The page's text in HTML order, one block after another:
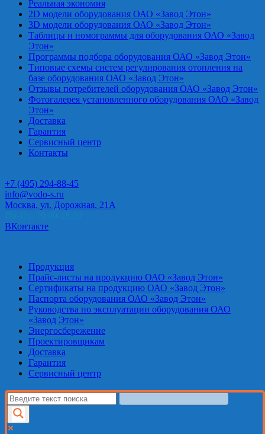
Реальная экономия
2D модели оборудования ОАО «Завод Этон»
3D модели оборудования ОАО «Завод Этон»
Таблицы и номограммы для оборудования ОАО «Завод
Этон»
Программы подбора оборудования ОАО «Завод Этон»
Типовые схемы систем регулирования отопления на
базе оборудования ОАО «Завод Этон»
Отзывы потребителей оборудования ОАО «Завод Этон»
Фотогалерея установленного оборудования ОАО «Завод
Этон»
Доставка
Гарантия
Сервисный центр
Контакты
+7 (495) 294-88-45
info@vodo-s.ru
Москва, ул. Дорожная, 21А
ВКонтакте
Продукция
Прайс-листы на продукцию ОАО «Завод Этон»
Сертификаты на продукцию ОАО «Завод Этон»
Паспорта оборудования ОАО «Завод Этон»
Руководства по эксплуатации оборудования ОАО
«Завод Этон»
Энергосбережение
Проектировщикам
Доставка
Гарантия
Сервисный центр